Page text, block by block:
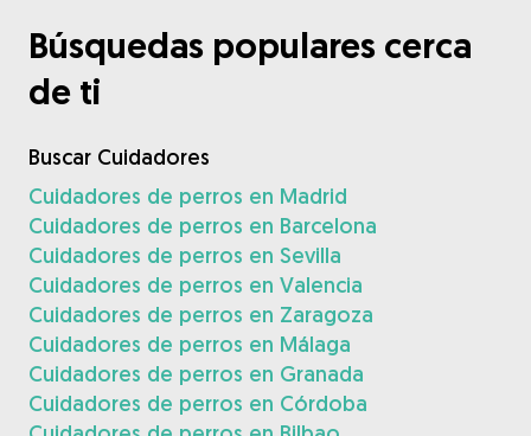
Búsquedas populares cerca
de ti
Buscar Cuidadores
Cuidadores de perros en Madrid
Cuidadores de perros en Barcelona
Cuidadores de perros en Sevilla
Cuidadores de perros en Valencia
Cuidadores de perros en Zaragoza
Cuidadores de perros en Málaga
Cuidadores de perros en Granada
Cuidadores de perros en Córdoba